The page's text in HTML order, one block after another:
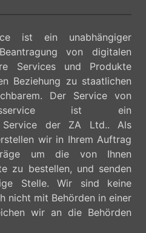
ist ein unabhängiger
von digitalen
Services und Produkte
Beziehung zu staatlichen
Der Service von
ist ein
Service der ZA Ltd.. Als
wir in Ihrem Auftrag
um die von Ihnen
zu bestellen, und senden
Stelle. Wir sind keine
nicht mit Behörden in einer
wir an die Behörden